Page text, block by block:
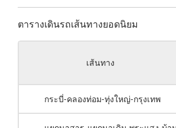
ตารางเดินรถเส้นทางยอดนิยม
เส้นทาง
กระบี่-คลองท่อม-ทุ่งใหญ่-กรุงเทพ